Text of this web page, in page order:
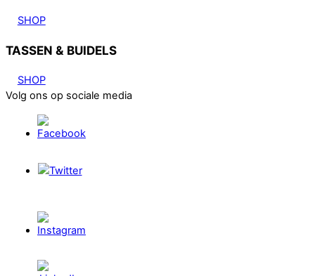
SHOP
TASSEN & BUIDELS
SHOP
Volg ons op sociale media